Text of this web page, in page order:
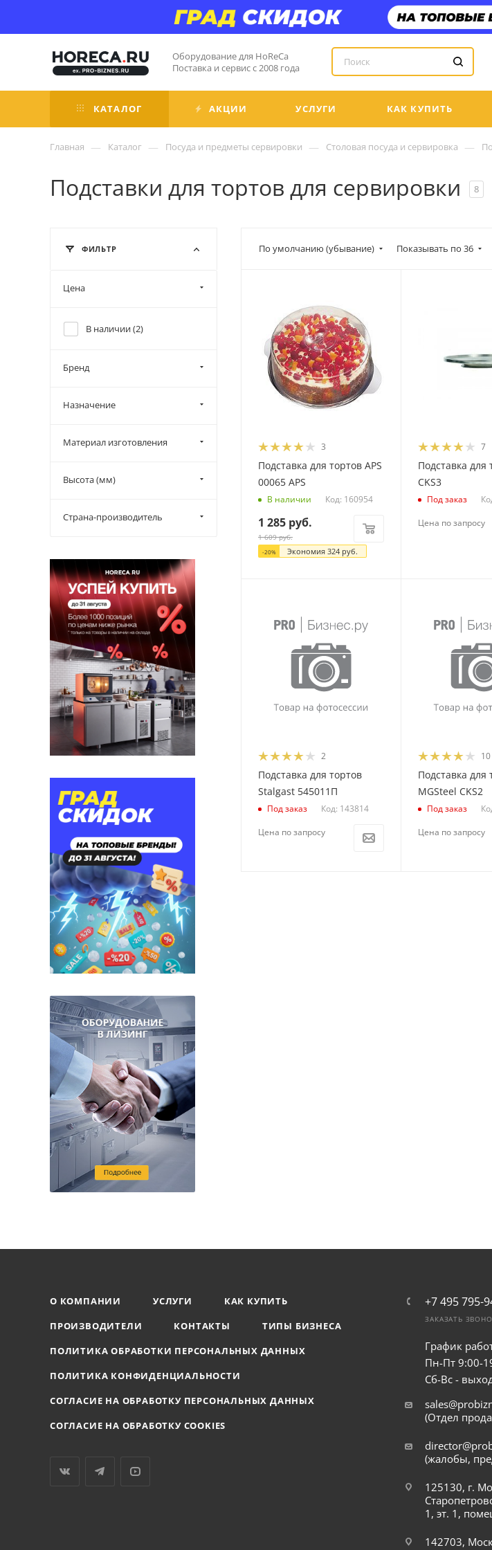
Оборудование для HoReCa
Поставка и сервис с 2008 года
КАТАЛОГ АКЦИИ УСЛУГИ КАК КУПИТЬ
Главная — Каталог — Посуда и предметы сервировки — Столовая посуда и сервировка —
Подставки для тортов для сервировки 8
По умолчанию (убывание) Показывать по 36
3
Подставка для тортов APS
00065 APS
В наличии Код: 160954
1 285 руб.
1 609руб.
-20% Экономия 324 руб.
7
Подставка для
CKS3
Под заказ
Цена по запросу
2
Подставка для тортов
Stalgast 545011П
Под заказ Код: 143814
Цена по запросу
10
Подставка для
MGSteel CKS2
Под заказ
Цена по запросу
ФИЛЬТР
Цена
В наличии (2)
Бренд
Назначение
Материал изготовления
Высота (мм)
Страна-производитель
О КОМПАНИИ УСЛУГИ
КАК КУПИТЬ
ПРОИЗВОДИТЕЛИ
КОНТАКТЫ
ТИПЫ БИЗНЕСА
ПОЛИТИКА ОБРАБОТКИ ПЕРСОНАЛЬНЫХ ДАННЫХ
ПОЛИТИКА КОНФИДЕНЦИАЛЬНОСТИ
СОГЛАСИЕ НА ОБРАБОТКУ ПЕРСОНАЛЬНЫХ ДАННЫХ
СОГЛАСИЕ НА ОБРАБОТКУ COOKIES
+7 495 795-
ЗАКАЗАТЬ
График
Пн-Пт 9:00-
Сб-Вс -
(Отдел
(жалобы,
125130, г.
1, эт. 1,
142703,